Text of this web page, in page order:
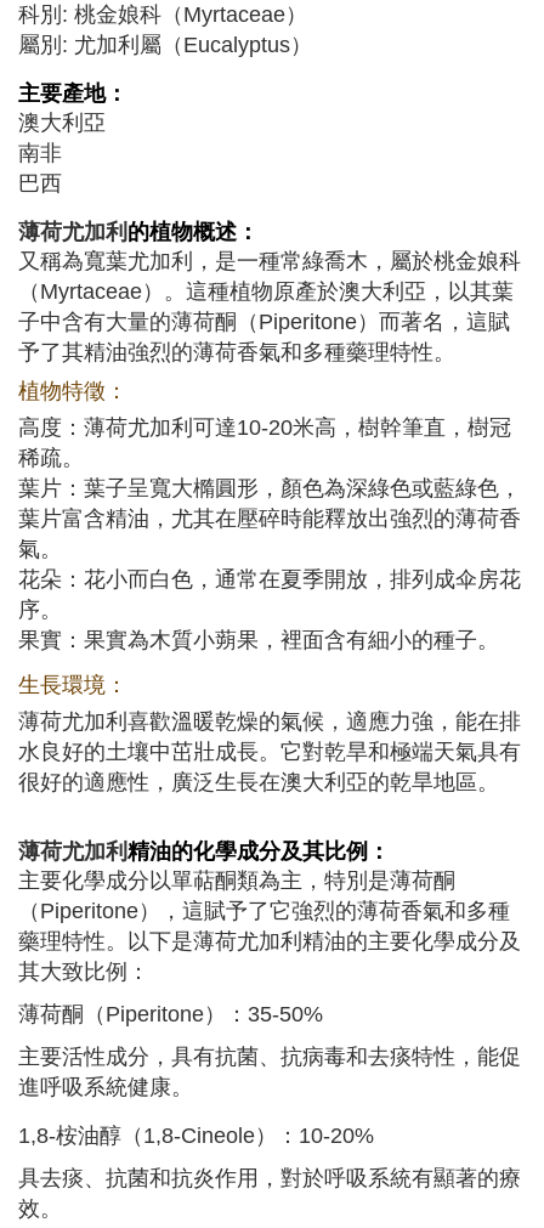
科別: 桃金娘科（Myrtaceae）
屬別: 尤加利屬（Eucalyptus）
主要產地：
澳大利亞
南非
巴西
薄荷尤加利 的植物概述：
又稱為寬葉尤加利，是一種常綠喬木，屬於桃金娘科
（Myrtaceae）。這種植物原產於澳大利亞，以其葉
子中含有大量的薄荷酮（Piperitone）而著名，這賦
予了其精油強烈的薄荷香氣和多種藥理特性。
植物特徵：
高度：薄荷尤加利可達10-20米高，樹幹筆直，樹冠
稀疏。
葉片：葉子呈寬大橢圓形，顏色為深綠色或藍綠色，
葉片富含精油，尤其在壓碎時能釋放出強烈的薄荷香
氣。
花朵：花小而白色，通常在夏季開放，排列成伞房花
序。
果實：果實為木質小蒴果，裡面含有細小的種子。
生長環境：
薄荷尤加利喜歡溫暖乾燥的氣候，適應力強，能在排
水良好的土壤中茁壯成長。它對乾旱和極端天氣具有
很好的適應性，廣泛生長在澳大利亞的乾旱地區。
薄荷尤加利 精油的化學成分及其比例：
主要化學成分以單萜酮類為主，特別是薄荷酮
（Piperitone），這賦予了它強烈的薄荷香氣和多種
藥理特性。以下是薄荷尤加利精油的主要化學成分及
其大致比例：
薄荷酮（Piperitone）：35-50%
主要活性成分，具有抗菌、抗病毒和去痰特性，能促
進呼吸系統健康。
1,8-桉油醇（1,8-Cineole）：10-20%
具去痰、抗菌和抗炎作用，對於呼吸系統有顯著的療
效。